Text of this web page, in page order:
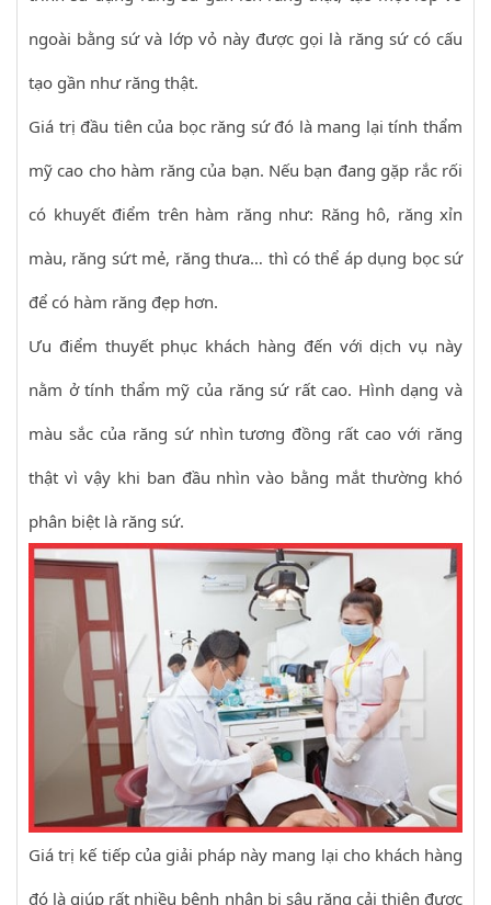
ngoài bằng sứ và lớp vỏ này được gọi là răng sứ có cấu
tạo gần như răng thật.
Giá trị đầu tiên của bọc răng sứ đó là mang lại tính thẩm
mỹ cao cho hàm răng của bạn. Nếu bạn đang gặp rắc rối
có khuyết điểm trên hàm răng như: Răng hô, răng xỉn
màu, răng sứt mẻ, răng thưa… thì có thể áp dụng bọc sứ
để có hàm răng đẹp hơn.
Ưu điểm thuyết phục khách hàng đến với dịch vụ này
nằm ở tính thẩm mỹ của răng sứ rất cao. Hình dạng và
màu sắc của răng sứ nhìn tương đồng rất cao với răng
thật vì vậy khi ban đầu nhìn vào bằng mắt thường khó
phân biệt là răng sứ.
Giá trị kế tiếp của giải pháp này mang lại cho khách hàng
đó là giúp rất nhiều bệnh nhân bị sâu răng cải thiện được